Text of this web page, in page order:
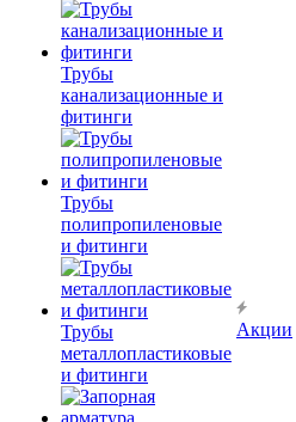
Трубы
канализационные и
фитинги
Трубы
полипропиленовые
и фитинги
Трубы
металлопластиковые
и фитинги
Акции